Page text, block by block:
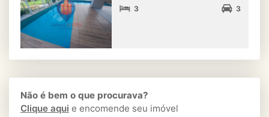
3 3
Não é bem o que procurava?
Clique aqui e encomende seu imóvel